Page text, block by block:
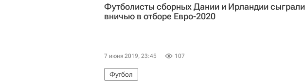
Футболисты сборных Дании и Ирландии сыграли
вничью в отборе Евро-2020
7 июня 2019, 23:45 107
Футбол